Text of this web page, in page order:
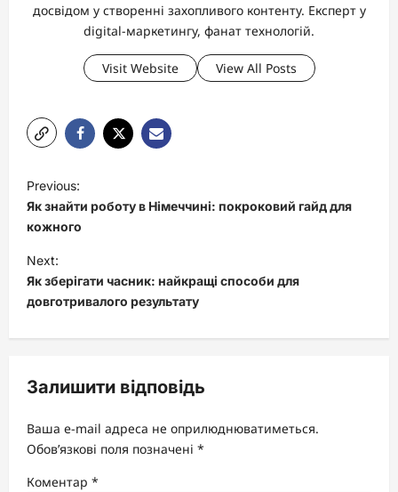
досвідом у створенні захопливого контенту. Експерт у
digital-маркетингу, фанат технологій.
Visit Website View All Posts
P
o
s
t
n
a
v
g
a
t
i
Previous:
Як знайти роботу в Німеччині: покроковий гайд для
кожного
Next:
Як зберігати часник: найкращі способи для
довготривалого результату
Залишити відповідь
Ваша e-mail адреса не оприлюднюватиметься.
Обов’язкові поля позначені *
Коментар *